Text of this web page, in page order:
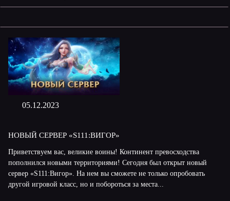
05.12.2023
НОВЫЙ СЕРВЕР «S111:ВИГОР»
Приветствуем вас, великие воины! Континент превосходства
пополнился новыми территориями! Сегодня был открыт новый
сервер «S111:Вигор». На нем вы сможете не только опробовать
другой игровой класс, но и побороться за места...